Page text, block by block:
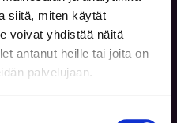
siitä, miten käytät
voivat yhdistää näitä
antanut heille tai joita on
palvelujaan.
sopiva